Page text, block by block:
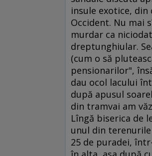
insule exotice, din
Occident. Nu mai
murdar ca
dreptunghiular.
(cum o să
pensionarilor",
dau ocol lacului
după apusul
din tramvai am
Lîngă biserica de
unul din
25 de puradei,